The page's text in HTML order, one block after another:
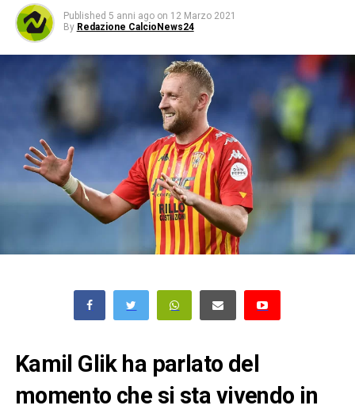
Published 5 anni ago on 12 Marzo 2021
By Redazione CalcioNews24
Kamil Glik ha parlato del
momento che si sta vivendo in